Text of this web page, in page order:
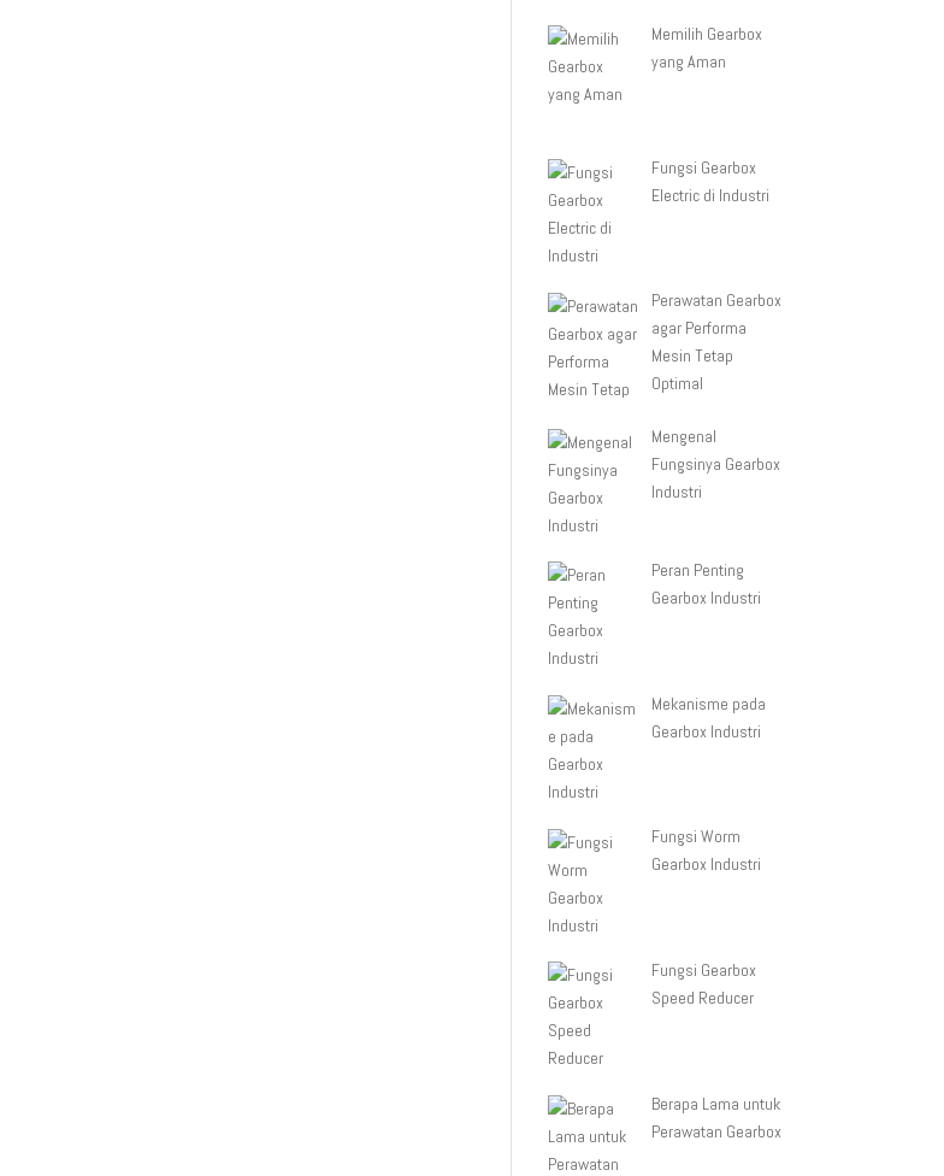
Memilih Gearbox
yang Aman
Fungsi Gearbox
Electric di Industri
Perawatan Gearbox
agar Performa
Mesin Tetap
Optimal
Mengenal
Fungsinya Gearbox
Industri
Peran Penting
Gearbox Industri
Mekanisme pada
Gearbox Industri
Fungsi Worm
Gearbox Industri
Fungsi Gearbox
Speed Reducer
Berapa Lama untuk
Perawatan Gearbox